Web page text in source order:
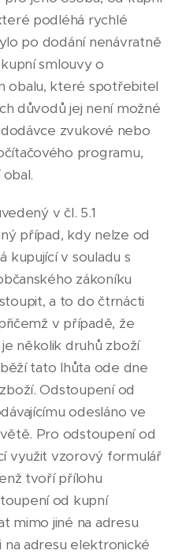
podléhá rychlé
po dodání nenávratně
smlouvy o
obalu, které spotřebitel
důvodů jej není možné
zvukové nebo
programu,
v čl. 5.1
případ, kdy nelze od
kupující v souladu s
zákoníku
a to do čtrnácti
v případě, že
několik druhů zboží
tato lhůta ode dne
Odstoupení od
odesláno ve
Pro odstoupení od
využit vzorový formulář
tvoří přílohu
od kupní
mimo jiné na adresu
adresu elektronické